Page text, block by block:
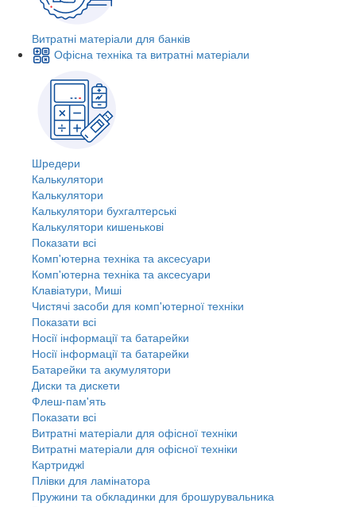
Витратні матеріали для банків
Офісна техніка та витратні матеріали
Шредери
Калькулятори
Калькулятори
Калькулятори бухгалтерські
Калькулятори кишенькові
Показати всі
Комп'ютерна техніка та аксесуари
Комп'ютерна техніка та аксесуари
Клавіатури, Миші
Чистячі засоби для комп'ютерної техніки
Показати всі
Носії інформації та батарейки
Носії інформації та батарейки
Батарейки та акумулятори
Диски та дискети
Флеш-пам'ять
Показати всі
Витратні матеріали для офісної техніки
Витратні матеріали для офісної техніки
Картриджi
Плівки для ламінатора
Пружини та обкладинки для брошурувальника